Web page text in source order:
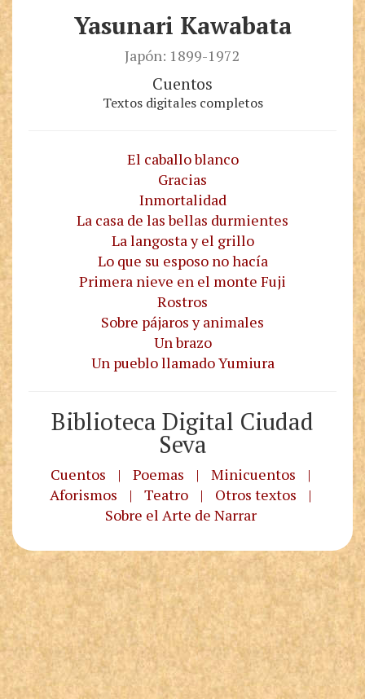
Yasunari Kawabata
Japón: 1899-1972
Cuentos
Textos digitales completos
El caballo blanco
Gracias
Inmortalidad
La casa de las bellas durmientes
La langosta y el grillo
Lo que su esposo no hacía
Primera nieve en el monte Fuji
Rostros
Sobre pájaros y animales
Un brazo
Un pueblo llamado Yumiura
Biblioteca Digital Ciudad
Seva
Cuentos | Poemas | Minicuentos
|
Aforismos
| Teatro | Otros textos
|
Sobre el Arte de Narrar